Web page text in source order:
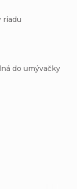
riadu
do umývačky